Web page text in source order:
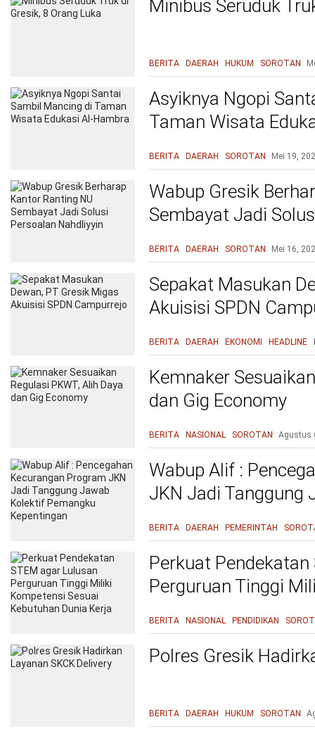
Minibus Seruduk
BERITA DAERAH HUKUM SOROTAN
Asyiknya Ngopi
Taman Wisata
BERITA DAERAH SOROTAN Mei 19,
Wabup Gresik
Sembayat Jadi
BERITA DAERAH SOROTAN Mei 16,
Sepakat Masukan
Akuisisi SPDN
BERITA DAERAH EKONOMI HEADLINE
Kemnaker
dan Gig Economy
BERITA NASIONAL SOROTAN Agustus
Wabup Alif :
JKN Jadi Tanggung
BERITA DAERAH PEMERINTAH
Perkuat
Perguruan Tinggi
BERITA NASIONAL PENDIDIKAN
Polres Gresik
BERITA DAERAH HUKUM SOROTAN